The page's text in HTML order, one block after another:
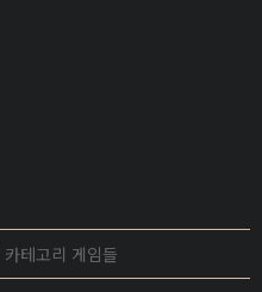
카테고리 게임들